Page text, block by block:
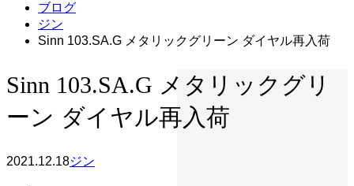
ブログ
ジン
Sinn 103.SA.G メタリックグリーン ダイヤル再入荷
Sinn 103.SA.G メタリックグリ
ーン ダイヤル再入荷
2021.12.18ジン